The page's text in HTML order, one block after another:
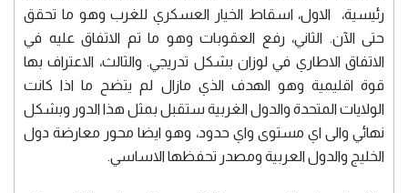
رئيسية، الاول، اسقاط الخيار العسكري للغرب وهو ما تحقق
حتى الآن. الثاني، رفع العقوبات وهو ما تم الاتفاق عليه في
الاتفاق الاطاري في لوزان بشكل تدريجي. والثالث، الاعتراف بها
قوة اقليمية وهو الهدف الذي مازال لم يتضح ما اذا كانت
الولايات المتحدة والدول الغربية ستقبل بمثل هذا الدور وبشكل
نهائي والى اي مستوى واي حدود، وهو ايضا محور معارضة دول
الخليج والدول العربية ومصدر تحفظها الاساسي.